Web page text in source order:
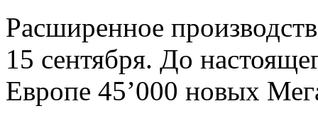
Расширенное
15 сентября. До
Европе 45’000 новых